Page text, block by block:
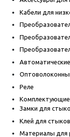
Кабели для
Реле
Комплектующие
Замки для
Клей для
Материалы для